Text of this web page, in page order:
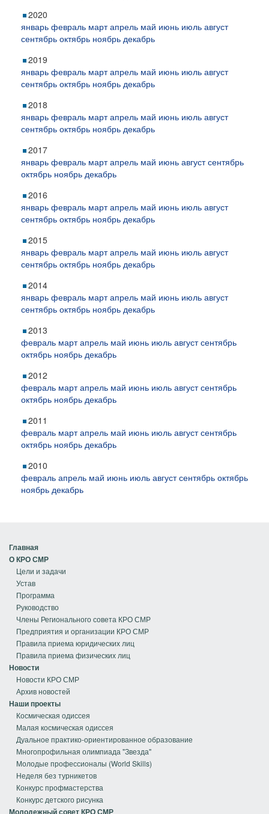
2020
январь февраль март апрель май июнь июль август
сентябрь октябрь ноябрь декабрь
2019
январь февраль март апрель май июнь июль август
сентябрь октябрь ноябрь декабрь
2018
январь февраль март апрель май июнь июль август
сентябрь октябрь ноябрь декабрь
2017
январь февраль март апрель май июнь август сентябрь
октябрь ноябрь декабрь
2016
январь февраль март апрель май июнь июль август
сентябрь октябрь ноябрь декабрь
2015
январь февраль март апрель май июнь июль август
сентябрь октябрь ноябрь декабрь
2014
январь февраль март апрель май июнь июль август
сентябрь октябрь ноябрь декабрь
2013
февраль март апрель май июнь июль август сентябрь
октябрь ноябрь декабрь
2012
февраль март апрель май июнь июль август сентябрь
октябрь ноябрь декабрь
2011
февраль март апрель май июнь июль август сентябрь
октябрь ноябрь декабрь
2010
февраль апрель май июнь июль август сентябрь октябрь
ноябрь декабрь
Главная
О КРО СМР
Цели и задачи
Устав
Программа
Руководство
Члены Регионального совета КРО СМР
Предприятия и организации КРО СМР
Правила приема юридических лиц
Правила приема физических лиц
Новости
Новости КРО СМР
Архив новостей
Наши проекты
Космическая одиссея
Малая космическая одиссея
Дуальное практико-ориентированное образование
Многопрофильная олимпиада "Звезда"
Молодые профессионалы (World Skills)
Неделя без турникетов
Конкурс профмастерства
Конкурс детского рисунка
Молодежный совет КРО СМР